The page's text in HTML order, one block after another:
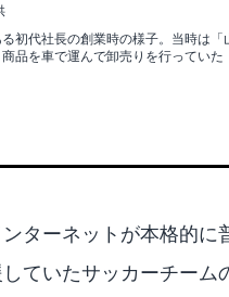
初代社長の創業時の様子。当時は
品を車で運んで卸売りを行っていた
ターネットが本格的
ていたサッカーチー